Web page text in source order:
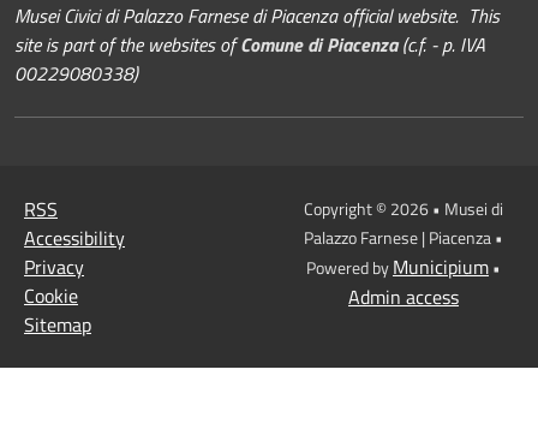
Musei Civici di Palazzo Farnese di Piacenza official website. This
site is part of the websites ofComune di Piacenza(c.f. - p. IVA
00229080338)
RSS
Accessibility
Privacy
Cookie
Sitemap
Copyright © 2026 • Musei di
Palazzo Farnese | Piacenza •
Powered byMunicipium•
Admin access